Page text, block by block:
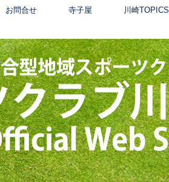
お問合せ 寺子屋 川崎TOPICS